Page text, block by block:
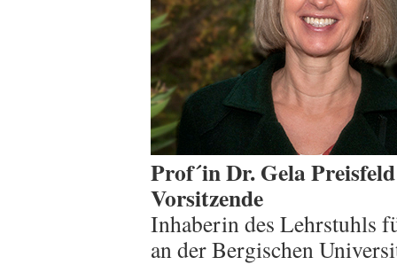
Prof´in Dr. Gela Preisfeld
Vorsitzende
Inhaberin des Lehrstuhls
an der Bergischen